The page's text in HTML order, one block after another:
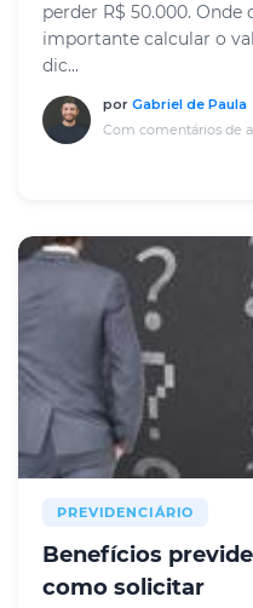
perder R$ 50.000. Onde
importante calcular o
dic...
por Gabriel de Paula
Com comentários de
PREVIDENCIÁRIO
Benefícios
como solicitar